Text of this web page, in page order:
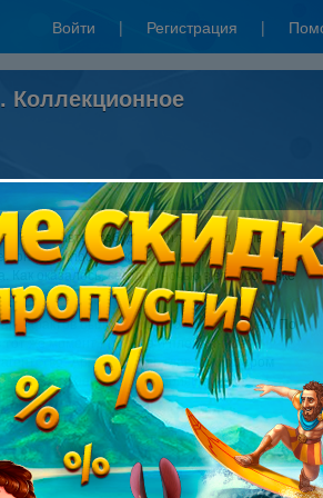
Войти | Регистрация |
Коллекционное
"Аргонавты" взбудоражил приход сильно
несколько минут, чтобы придти в
Как оказалось, сегодня ночью в его особняке
ограбление.
артефактов было похищено Золотое Руно. По
тот же момент пропала и племянница
"Аргонавты" во главе с мистером
данного необычного происшествия.
в себя следующие материалы:
яркие персонажи
геймплей